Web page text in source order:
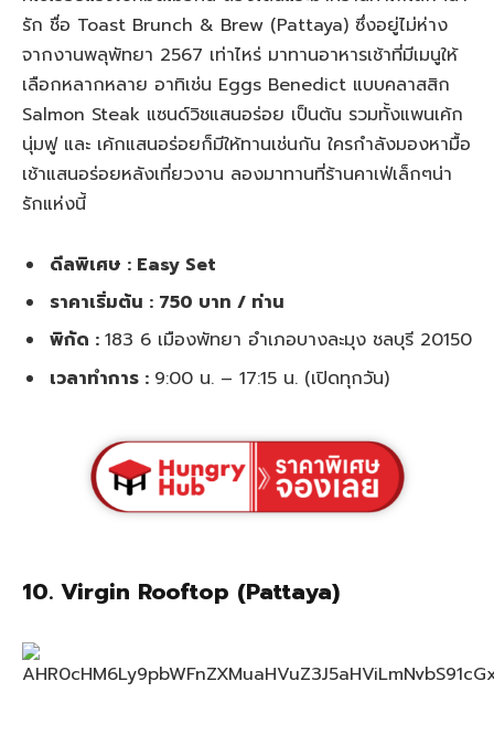
รัก ชื่อ Toast Brunch & Brew (Pattaya) ซึ่งอยู่ไม่ห่าง
จากงานพลุพัทยา 2567 เท่าไหร่ มาทานอาหารเช้าที่มีเมนูให้
เลือกหลากหลาย อาทิเช่น Eggs Benedict แบบคลาสสิก
Salmon Steak แซนด์วิชแสนอร่อย เป็นต้น รวมทั้งแพนเค้ก
นุ่มฟู และ เค้กแสนอร่อยก็มีให้ทานเช่นกัน ใครกำลังมองหามื้อ
เช้าแสนอร่อยหลังเที่ยวงาน ลองมาทานที่ร้านคาเฟ่เล็กๆน่า
รักแห่งนี้
ดีลพิเศษ : Easy Set
ราคาเริ่มต้น : 750 บาท / ท่าน
พิกัด : 183 6 เมืองพัทยา อำเภอบางละมุง ชลบุรี 20150
เวลาทำการ : 9:00 น. – 17:15 น. (เปิดทุกวัน)
10. Virgin Rooftop (Pattaya)